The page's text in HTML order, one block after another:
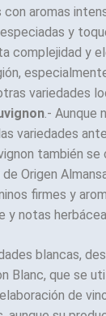
con aromas
y
complejidad y
variedades
.- Aunque
variedades
también se
Origen
firmes y
y notas
blancas,
Blanc, que se
de